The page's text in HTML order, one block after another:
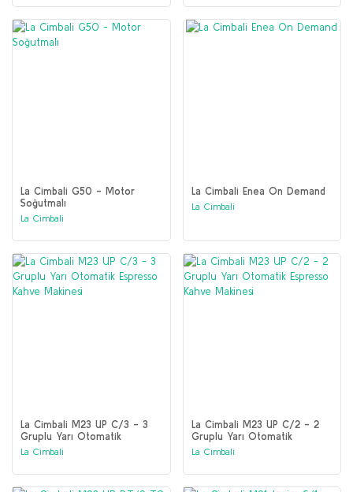
La Cimbali G50 - Motor
Soğutmalı
La Cimbali
La Cimbali Enea On Demand
La Cimbali
La Cimbali M23 UP C/3 - 3
Gruplu Yarı Otomatik
Espresso Kahve Makinesi
La Cimbali
La Cimbali M23 UP C/2 - 2
Gruplu Yarı Otomatik
Espresso Kahve Makinesi
La Cimbali